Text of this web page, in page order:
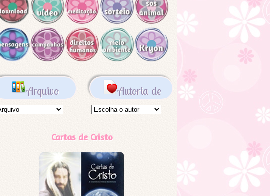
Arquivo Autoria de
Cartas de Cristo